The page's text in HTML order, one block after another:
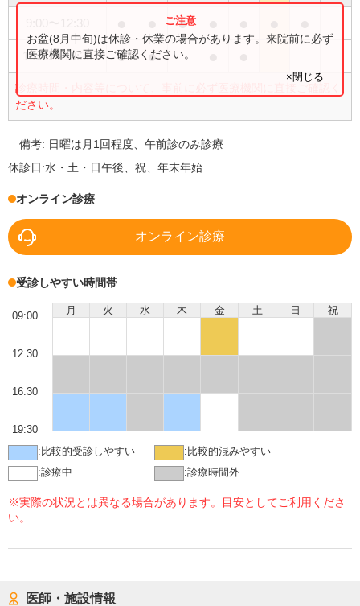
●
16:30〜19:30 ● ●
診療時間・内容等について、事前に必ず医療機関に直接ご確認く
ださい。
お盆(8月中旬)は休診・休業の場合があります。来院前に必ず
医療機関に直接ご確認ください。
×閉じる
備考: 日曜は月1回程度、午前診のみ診療
休診日:水・土・日午後、祝、年末年始
オンライン診療
オンライン診療
受診しやすい時間帯
月 火 水 木 金 土 日 祝
09:00
12:30
16:30
19:30
: 比較的受診しやすい : 比較的混みやすい
:診療中 :診療時間外
※実際の状況とは異なる場合があります。目安としてご利用くださ
い。
医師・施設情報